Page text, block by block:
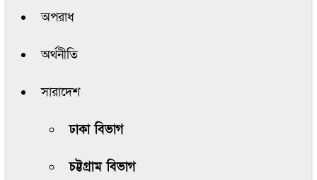
অপরাধ
অর্থনীতি
সারাদেশ
ঢাকা বিভাগ
চট্টগ্রাম বিভাগ